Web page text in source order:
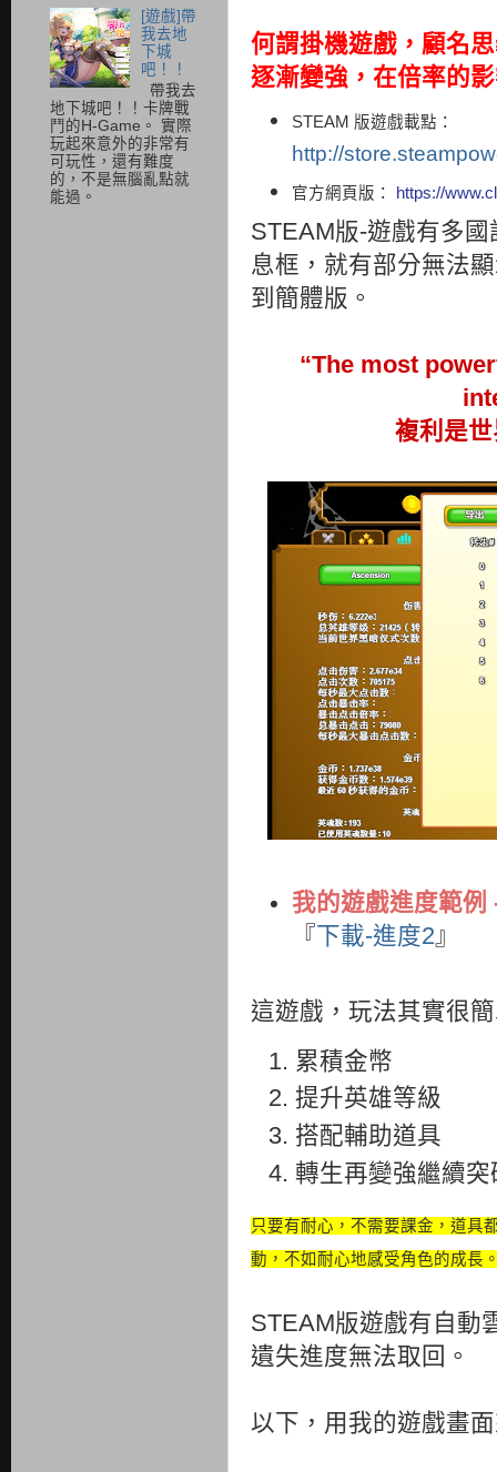
何謂掛機遊戲，顧名
逐漸變強，在倍率的
STEAM 版遊戲載點：
http://
官方網頁版： https://
STEAM版-遊戲有多
息框，就有部分無法
到簡體版。
“The most
複利是
我的遊戲進度範
『下載-進度2』
這遊戲，玩法其實很
累積金幣
提升英雄等級
搭配輔助道具
轉生再變強繼續突
只要有耐心，不需要課金，道具
動，不如耐心地感受角色的成長
STEAM版遊戲有自動
遺失進度無法取回。
以下，用我的遊戲畫
[遊戲]帶
我去地
下城
吧！！
帶我去
地下城吧！！卡牌戰
鬥的H-Game。 實際
玩起來意外的非常有
可玩性，還有難度
的，不是無腦亂點就
能過。